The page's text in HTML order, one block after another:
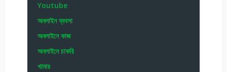
Youtube
অনলাইন ব্যবসা
অনলাইনে কাজ
অনলাইনে চাকরি
খামার